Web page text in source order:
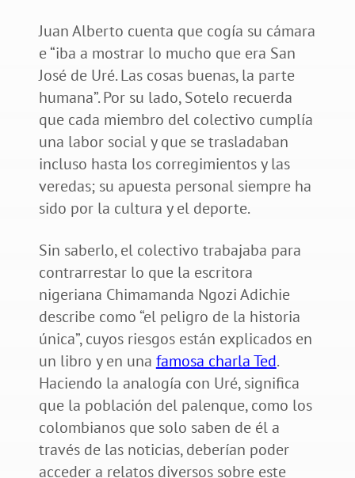
Juan Alberto cuenta que cogía su cámara
e “iba a mostrar lo mucho que era San
José de Uré. Las cosas buenas, la parte
humana”. Por su lado, Sotelo recuerda
que cada miembro del colectivo cumplía
una labor social y que se trasladaban
incluso hasta los corregimientos y las
veredas; su apuesta personal siempre ha
sido por la cultura y el deporte.
Sin saberlo, el colectivo trabajaba para
contrarrestar lo que la escritora
nigeriana Chimamanda Ngozi Adichie
describe como “el peligro de la historia
única”, cuyos riesgos están explicados en
un libro y en una famosa charla Ted.
Haciendo la analogía con Uré, significa
que la población del palenque, como los
colombianos que solo saben de él a
través de las noticias, deberían poder
acceder a relatos diversos sobre este